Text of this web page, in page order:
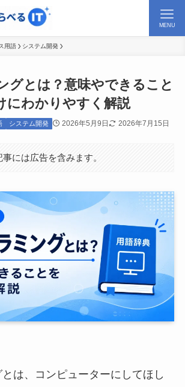
MENU
用語 システム開発
グとは？意味やできること
にわかりやすく解説
システム開発 2026年5月9日 2026年7月15日
事には広告を含みます。
は、コンピューターにしてほし